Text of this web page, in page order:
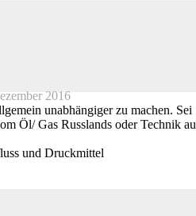
2016
unabhängiger zu machen. Sei
Öl/ Gas Russlands oder Technik
und Druckmittel